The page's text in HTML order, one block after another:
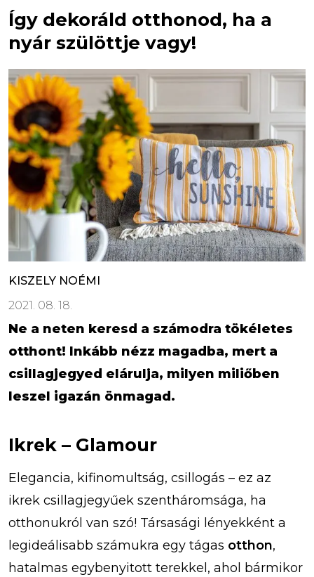
Így dekoráld otthonod, ha a
nyár szülöttje vagy!
KISZELY NOÉMI
2021. 08. 18.
Ne a neten keresd a számodra tökéletes
otthont! Inkább nézz magadba, mert a
csillagjegyed elárulja, milyen miliőben
leszel igazán önmagad.
Ikrek – Glamour
Elegancia, kifinomultság, csillogás – ez az
ikrek csillagjegyűek szentháromsága, ha
otthonukról van szó! Társasági lényekként a
legideálisabb számukra egy tágas otthon,
hatalmas egybenyitott terekkel, ahol bármikor